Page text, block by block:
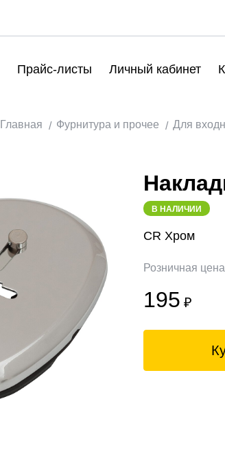
Прайс-листы Личный кабинет
Главная Фурнитура и прочее Для
В НАЛИЧИИ
CR Хром
Розничная цена
195 ₽